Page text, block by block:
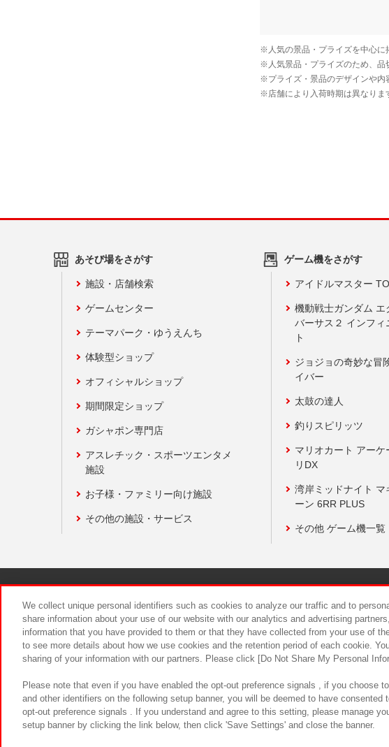
あそび場をさがす
施設・店舗検索
ゲームセンター
テーマパーク・ゆうえんち
体験型ショップ
オフィシャルショップ
期間限定ショップ
ガシャポン専門店
アスレチック・スポーツエンタメ
施設
お子様・ファミリー向け施設
その他の施設・サービス
ゲーム機をさがす
アイドルマスター
機動戦士ガンダム エ
バーサス２ インフィ
ト
ジョジョの奇妙な冒
イバー
太鼓の達人
釣りスピリッツ
マリオカート アーケ
リDX
湾岸ミッドナイト マ
ーン 6RR PLUS
その他 ゲーム機一覧
食品のご提供について カ
We collect unique personal identifiers such as cookies to analyze our traffic and to
share information about your use of our website with our analytics and advertising
information that you have provided to them or that they have collected from your use of
to see more details about how we use cookies and the retention period of each cookie.
sharing of your information with our partners. Please click [Do Not Share My Personal
Please note that even if you have enabled the opt-out preference signals , if you choose
and other identifiers on the following setup banner, you will be deemed to have consented
opt-out preference signals . If you understand and agree to this setting, please manage
setup banner by clicking the link below, then click 'Save Settings' and close the banner.